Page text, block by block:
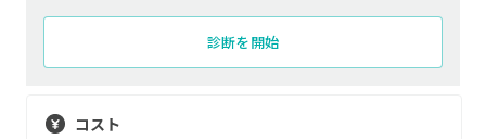
診断を開始
コスト